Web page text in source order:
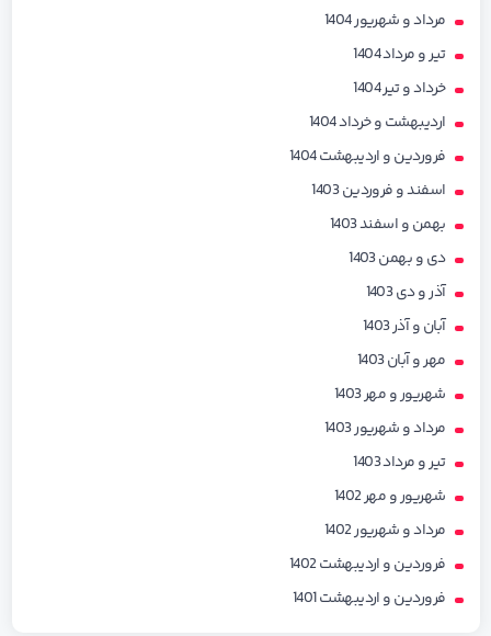
مرداد و شهریور 1404
تیر و مرداد 1404
خرداد و تیر 1404
اردیبهشت و خرداد 1404
فروردین و اردیبهشت 1404
اسفند و فروردین 1403
بهمن و اسفند 1403
دی و بهمن 1403
آذر و دی 1403
آبان و آذر 1403
مهر و آبان 1403
شهریور و مهر 1403
مرداد و شهریور 1403
تیر و مرداد 1403
شهریور و مهر 1402
مرداد و شهریور 1402
فروردین و اردیبهشت 1402
فروردین و اردیبهشت 1401